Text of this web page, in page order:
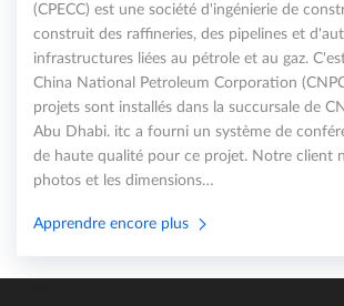
(CPECC) est une société d'ingénierie de
construit des raffineries, des pipelines et
infrastructures liées au pétrole et au gaz.
China National Petroleum Corporation
projets sont installés dans la succursale de
Abu Dhabi. itc a fourni un système de
de haute qualité pour ce projet. Notre client
photos et les dimensions…
Apprendre encore plus